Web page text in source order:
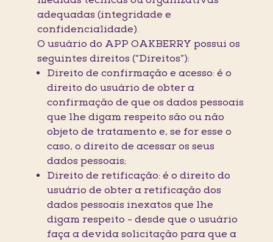
adequadas (integridade e
confidencialidade).
O usuário do APP OAKBERRY possui os
seguintes direitos (“Direitos”):
Direito de confirmação e acesso: é o
direito do usuário de obter a
confirmação de que os dados pessoais
que lhe digam respeito são ou não
objeto de tratamento e, se for esse o
caso, o direito de acessar os seus
dados pessoais;
Direito de retificação: é o direito do
usuário de obter a retificação dos
dados pessoais inexatos que lhe
digam respeito - desde que o usuário
faça a devida solicitação para que a